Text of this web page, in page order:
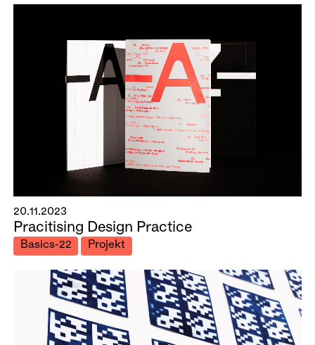
20.11.2023
Pracitising Design Practice
Basics-22 Projekt